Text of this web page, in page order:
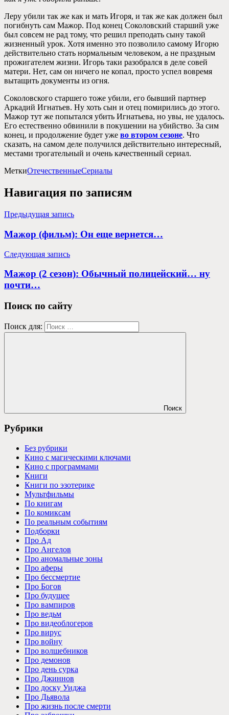
Леру убили так же как и мать Игоря, и так же как должен был
погибнуть сам Мажор. Под конец Соколовский старший уже
был совсем не рад тому, что решил преподать сыну такой
жизненный урок. Хотя именно это позволило самому Игорю
действительно стать нормальным человеком, а не праздным
прожигателем жизни. Игорь таки разобрался в деле совей
матери. Нет, сам он ничего не копал, просто успел вовремя
вытащить документы из огня.
Соколовского старшего тоже убили, его бывший партнер
Аркадий Игнатьев. Ну хоть сын и отец помирились до этого.
Мажор тут же попытался убить Игнатьева, но увы, не удалось.
Его естественно обвинили в покушении на убийство. За сим
конец, и продолжение будет уже во втором сезоне. Что
сказать, на самом деле получился действительно интересный,
местами трогательный и очень качественный сериал.
МеткиОтечественныеСериалы
Навигация по записям
Предыдущая запись
Мажор (фильм): Он еще вернется…
Следующая запись
Мажор (2 сезон): Обычный полицейский… ну
почти…
Поиск по сайту
Поиск для:
Поиск
Рубрики
Без рубрики
Кино с магическими ключами
Кино с программами
Книги
Книги по эзотерике
Мультфильмы
По книгам
По комиксам
По реальным событиям
Подборки
Про Ад
Про Ангелов
Про аномальные зоны
Про аферы
Про бессмертие
Про Богов
Про будущее
Про вампиров
Про ведьм
Про видеоблогеров
Про вирус
Про войну
Про волшебников
Про демонов
Про день сурка
Про Джиннов
Про доску Уиджа
Про Дьявола
Про жизнь после смерти